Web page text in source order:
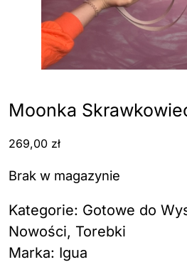
Moonka
269,00 zł
Brak w magazynie
Kategorie: Gotowe do
Nowości, Torebki
Marka: Igua